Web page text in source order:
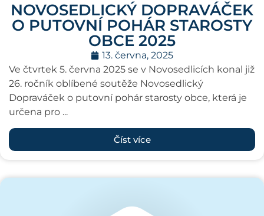
NOVOSEDLICKÝ DOPRAVÁČEK
O PUTOVNÍ POHÁR STAROSTY
OBCE 2025
13. června, 2025
Ve čtvrtek 5. června 2025 se v Novosedlicích konal již
26. ročník oblíbené soutěže Novosedlický
Dopraváček o putovní pohár starosty obce, která je
určena pro ...
Číst více